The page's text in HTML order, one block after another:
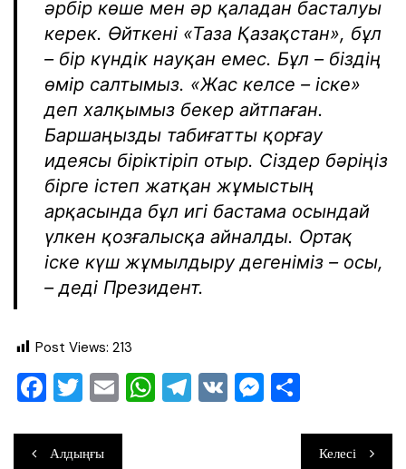
әрбір көше мен әр қаладан басталуы
керек. Өйткені «Таза Қазақстан», бұл
– бір күндік науқан емес. Бұл – біздің
өмір салтымыз. «Жас келсе – іске»
деп халқымыз бекер айтпаған.
Баршаңызды табиғатты қорғау
идеясы біріктіріп отыр. Сіздер бәріңіз
бірге істеп жатқан жұмыстың
арқасында бұл игі бастама осындай
үлкен қозғалысқа айналды. Ортақ
іске күш жұмылдыру дегеніміз – осы,
– деді Президент.
Post Views: 213
F
c
T
tt
E
ai
W T V M
ра
Навигация
Алдыңғы Келесі